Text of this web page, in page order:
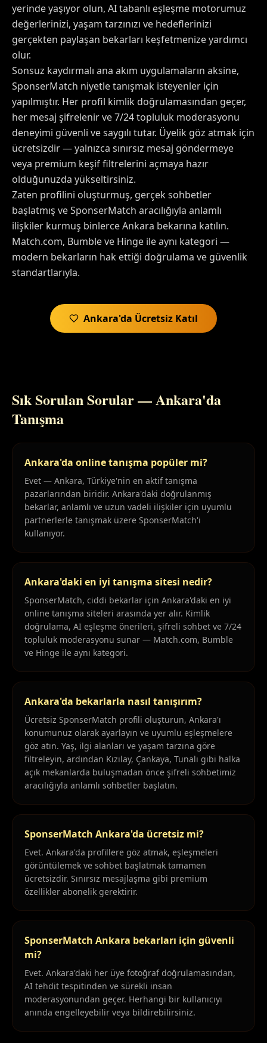
yerinde yaşıyor olun, AI tabanlı eşleşme motorumuz
değerlerinizi, yaşam tarzınızı ve hedeflerinizi
gerçekten paylaşan bekarları keşfetmenize yardımcı
olur.
Sonsuz kaydırmalı ana akım uygulamaların aksine,
SponserMatch niyetle tanışmak isteyenler için
yapılmıştır. Her profil kimlik doğrulamasından geçer,
her mesaj şifrelenir ve 7/24 topluluk moderasyonu
deneyimi güvenli ve saygılı tutar. Üyelik göz atmak için
ücretsizdir — yalnızca sınırsız mesaj göndermeye
veya premium keşif filtrelerini açmaya hazır
olduğunuzda yükseltirsiniz.
Zaten profilini oluşturmuş, gerçek sohbetler
başlatmış ve SponserMatch aracılığıyla anlamlı
ilişkiler kurmuş binlerce Ankara bekarına katılın.
Match.com, Bumble ve Hinge ile aynı kategori —
modern bekarların hak ettiği doğrulama ve güvenlik
standartlarıyla.
Ankara'da Ücretsiz Katıl
Sık Sorulan Sorular — Ankara'da
Tanışma
Ankara'da online tanışma popüler mi?
Evet — Ankara, Türkiye'nin en aktif tanışma
pazarlarından biridir. Ankara'daki doğrulanmış
bekarlar, anlamlı ve uzun vadeli ilişkiler için uyumlu
partnerlerle tanışmak üzere SponserMatch'i
kullanıyor.
Ankara'daki en iyi tanışma sitesi nedir?
SponserMatch, ciddi bekarlar için Ankara'daki en iyi
online tanışma siteleri arasında yer alır. Kimlik
doğrulama, AI eşleşme önerileri, şifreli sohbet ve 7/24
topluluk moderasyonu sunar — Match.com, Bumble
ve Hinge ile aynı kategori.
Ankara'da bekarlarla nasıl tanışırım?
Ücretsiz SponserMatch profili oluşturun, Ankara'ı
konumunuz olarak ayarlayın ve uyumlu eşleşmelere
göz atın. Yaş, ilgi alanları ve yaşam tarzına göre
filtreleyin, ardından Kızılay, Çankaya, Tunalı gibi halka
açık mekanlarda buluşmadan önce şifreli sohbetimiz
aracılığıyla anlamlı sohbetler başlatın.
SponserMatch Ankara'da ücretsiz mi?
Evet. Ankara'da profillere göz atmak, eşleşmeleri
görüntülemek ve sohbet başlatmak tamamen
ücretsizdir. Sınırsız mesajlaşma gibi premium
özellikler abonelik gerektirir.
SponserMatch Ankara bekarları için güvenli
mi?
Evet. Ankara'daki her üye fotoğraf doğrulamasından,
AI tehdit tespitinden ve sürekli insan
moderasyonundan geçer. Herhangi bir kullanıcıyı
anında engelleyebilir veya bildirebilirsiniz.